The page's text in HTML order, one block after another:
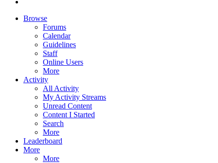
Browse
Forums
Calendar
Guidelines
Staff
Online Users
More
Activity
All Activity
My Activity Streams
Unread Content
Content I Started
Search
More
Leaderboard
More
More